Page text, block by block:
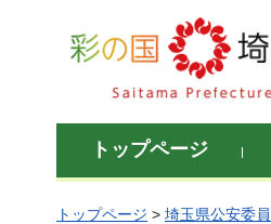
彩の国 埼玉県
トップページ
トップページ > 埼玉県公安委